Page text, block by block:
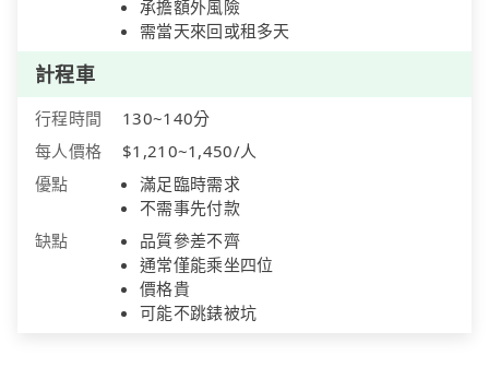
承擔額外風險
需當天來回或租多天
計程車
行程時間
130~140分
每人價格
$1,210~1,450/人
優點
滿足臨時需求
不需事先付款
缺點
品質參差不齊
通常僅能乘坐四位
價格貴
可能不跳錶被坑